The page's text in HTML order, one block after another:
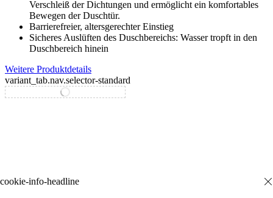
Verschleiß der Dichtungen und ermöglicht ein komfortables
Bewegen der Duschtür.
Barrierefreier, altersgerechter Einstieg
Sicheres Auslüften des Duschbereichs: Wasser tropft in den
Duschbereich hinein
Weitere Produktdetails
variant_tab.nav.selector-standard
variant_tab.nav.selector-special